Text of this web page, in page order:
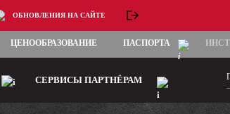
ОБНОВЛЕНИЯ НА САЙТЕ
ЦЕНООБРАЗОВАНИЕ ПАСПОРТА
СЕРВИСЫ ПАРТНЁРАМ